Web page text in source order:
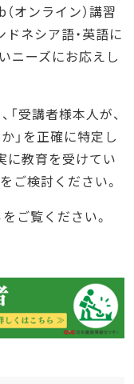
（オンライン）講習
ネシア語・英語に
ニーズにお応えし
受講者様本人が、
」を正確に特定し
に教育を受けてい
ご検討ください。
ご覧ください。